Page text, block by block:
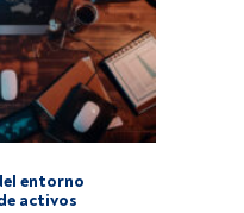
entorno
activos